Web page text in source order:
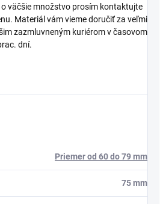
väčšie množstvo prosím kontaktujte
Materiál vám vieme doručiť za veľmi
zazmluvneným kuriérom v časovom
dní.
Priemer od 60 do 79 mm
75 mm